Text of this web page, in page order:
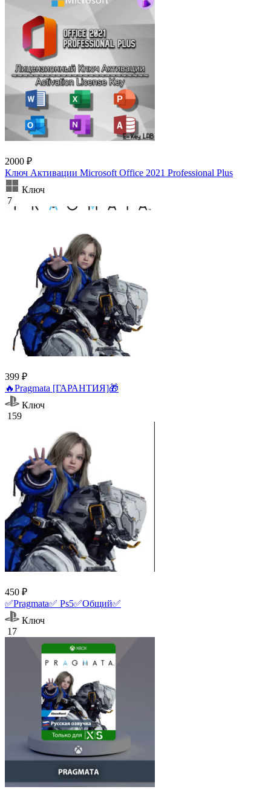
2000 ₽
Ключ Активации Microsoft Office 2021 Professional Plus
Ключ
7
399 ₽
🔥Pragmata [ГАРАНТИЯ]🎁
Ключ
159
450 ₽
✅Pragmata✅ Ps5✅Общий✅
Ключ
17